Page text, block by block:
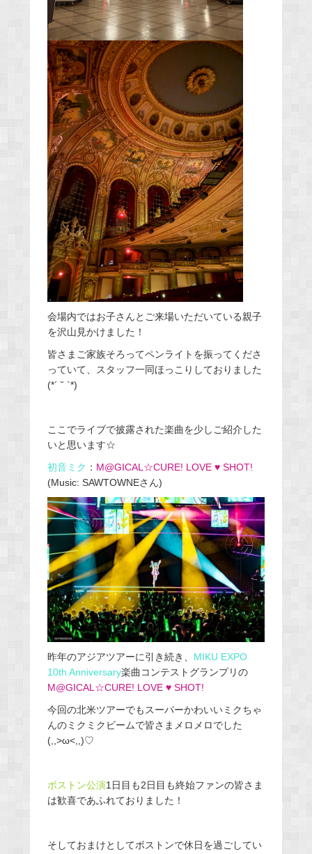
会場内ではお子さんとご来場いただいている親子
を沢山見かけました！
皆さまご家族そろってペンライトを振ってくださ
っていて、スタッフ一同ほっこりしておりました
(*´ ˘ `*)
ここでライブで披露された楽曲を少しご紹介した
いと思います☆
初音ミク ： M@GICAL☆CURE! LOVE ♥ SHOT!
(Music: SAWTOWNEさん)
昨年のアジアツアーに引き続き、 MIKU EXPO
10th Anniversary楽曲コンテストグランプリの
M@GICAL☆CURE! LOVE ♥ SHOT!
今回の北米ツアーでもスーパーかわいいミクちゃ
んのミクミクビームで皆さまメロメロでした
(,,>ω<,,)♡
ボストン公演1日目も2日目も終始ファンの皆さま
は歓喜であふれておりました！
そしておまけとしてボストンで休日を過ごしてい